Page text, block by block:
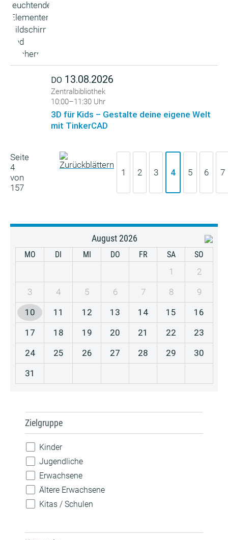
DO 13.08.2026
Zentralbibliothek
10:00–11:30 Uhr
3D für Kids – Gestalte deine eigene Welt
mit TinkerCAD
Seite
4
von
157
1 2 3 4 5 6 7
August 2026
MO DI MI DO FR SA SO
1
2
3
4 5 6 7 8
9
10
11 12 13 14 15
16
17
18 19 20 21 22
23
24
25 26 27 28 29
30
31
Zielgruppe
Kinder
Jugendliche
Erwachsene
Ältere Erwachsene
Kitas / Schulen